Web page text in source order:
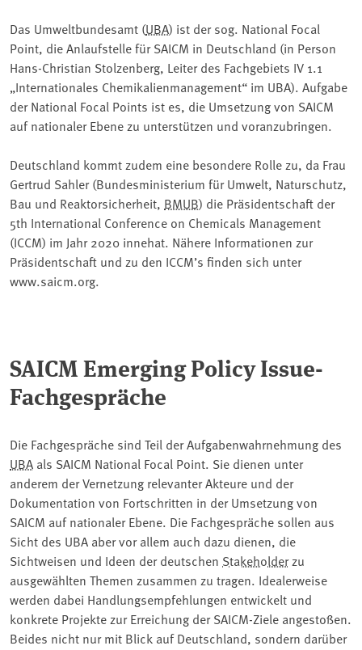
Das Umweltbundesamt (UBA) ist der sog. National Focal
Point, die Anlaufstelle für SAICM in Deutschland (in Person
Hans-Christian Stolzenberg, Leiter des Fachgebiets IV 1.1
„Internationales Chemikalienmanagement“ im UBA). Aufgabe
der National Focal Points ist es, die Umsetzung von SAICM
auf nationaler Ebene zu unterstützen und voranzubringen.
Deutschland kommt zudem eine besondere Rolle zu, da Frau
Gertrud Sahler (Bundesministerium für Umwelt, Naturschutz,
Bau und Reaktorsicherheit, BMUB) die Präsidentschaft der
5th International Conference on Chemicals Management
(ICCM) im Jahr 2020 innehat. Nähere Informationen zur
Präsidentschaft und zu den ICCM’s finden sich unter
www.saicm.org.
SAICM Emerging Policy Issue-
Fachgespräche
Die Fachgespräche sind Teil der Aufgabenwahrnehmung des
UBA als SAICM National Focal Point. Sie dienen unter
anderem der Vernetzung relevanter Akteure und der
Dokumentation von Fortschritten in der Umsetzung von
SAICM auf nationaler Ebene. Die Fachgespräche sollen aus
Sicht des UBA aber vor allem auch dazu dienen, die
Sichtweisen und Ideen der deutschen Stakeholderzu
ausgewählten Themen zusammen zu tragen. Idealerweise
werden dabei Handlungsempfehlungen entwickelt und
konkrete Projekte zur Erreichung der SAICM-Ziele angestoßen.
Beides nicht nur mit Blick auf Deutschland, sondern darüber